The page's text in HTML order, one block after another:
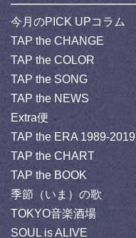
今月のPICK UPコラム
TAP the CHANGE
TAP the COLOR
TAP the SONG
TAP the NEWS
Extra便
TAP the ERA 1989-2019
TAP the CHART
TAP the BOOK
季節（いま）の歌
TOKYO音楽酒場
SOUL is ALIVE